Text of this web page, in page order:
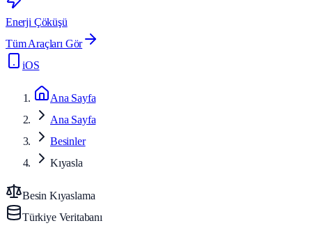
Enerji Çöküşü
Tüm Araçları Gör
iOS
Ana Sayfa
Ana Sayfa
Besinler
Kıyasla
Besin Kıyaslama
Türkiye Veritabanı